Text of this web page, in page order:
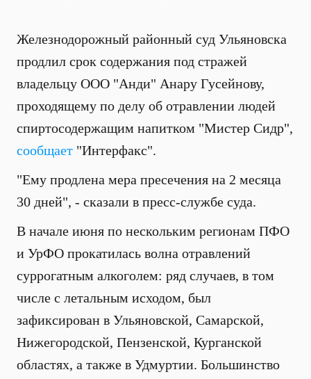
Железнодорожный районный суд Ульяновска
продлил срок содержания под стражей
владельцу ООО "Анди" Анару Гусейнову,
проходящему по делу об отравлении людей
спиртосодержащим напитком "Мистер Сидр",
сообщает "Интерфакс".
"Ему продлена мера пресечения на 2 месяца
30 дней", - сказали в пресс-службе суда.
В начале июня по нескольким регионам ПФО
и УрФО прокатилась волна отравлений
суррогатным алкоголем: ряд случаев, в том
числе с летальным исходом, был
зафиксирован в Ульяновской, Самарской,
Нижегородской, Пензенской, Курганской
областях, а также в Удмуртии. Большинство